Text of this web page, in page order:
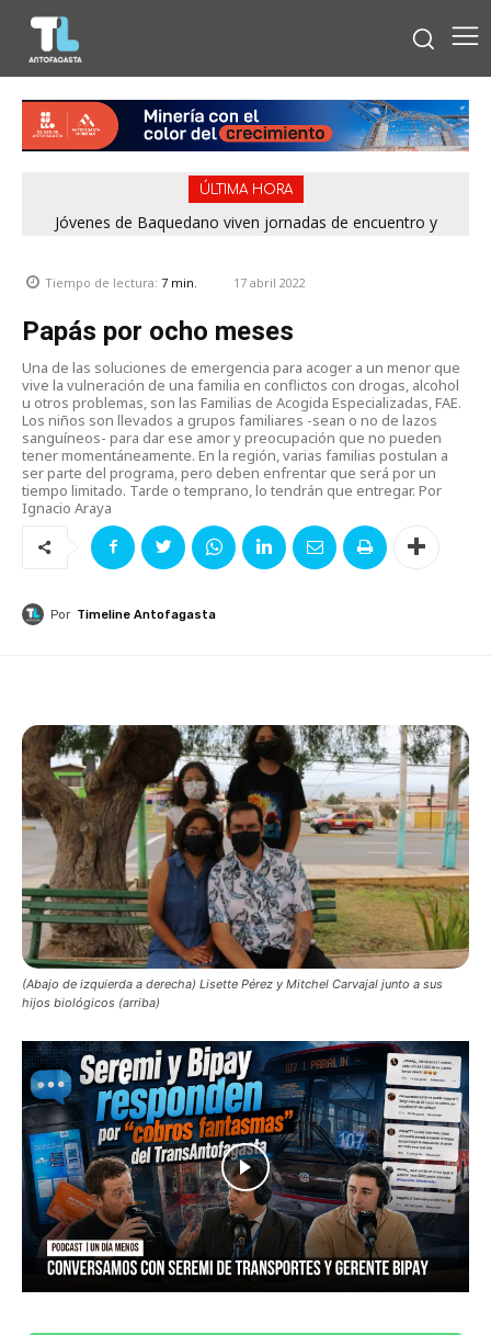
ÚLTIMA HORA
Jóvenes de Baquedano viven jornadas de encuentro y
Tiempo de lectura: 7 min. 17 abril 2022
Papás por ocho meses
Una de las soluciones de emergencia para acoger a un menor que
vive la vulneración de una familia en conflictos con drogas, alcohol
u otros problemas, son las Familias de Acogida Especializadas, FAE.
Los niños son llevados a grupos familiares -sean o no de lazos
sanguíneos- para dar ese amor y preocupación que no pueden
tener momentáneamente. En la región, varias familias postulan a
ser parte del programa, pero deben enfrentar que será por un
tiempo limitado. Tarde o temprano, lo tendrán que entregar. Por
Ignacio Araya
Por Timeline Antofagasta
(Abajo de izquierda a derecha) Lisette Pérez y Mitchel Carvajal junto a sus
hijos biológicos (arriba)